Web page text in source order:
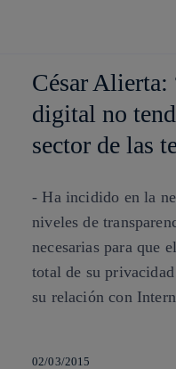
César
digital no
sector de las
- Ha incidido en la
niveles de
necesarias para que
total de su
su relación con
02/03/2015